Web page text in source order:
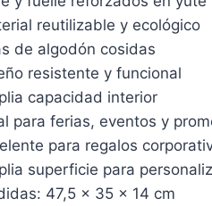
reutilizable y ecológico
de algodón cosidas
resistente y funcional
capacidad interior
para ferias, eventos y
para regalos
superficie para
47,5 x 35 x 14 cm